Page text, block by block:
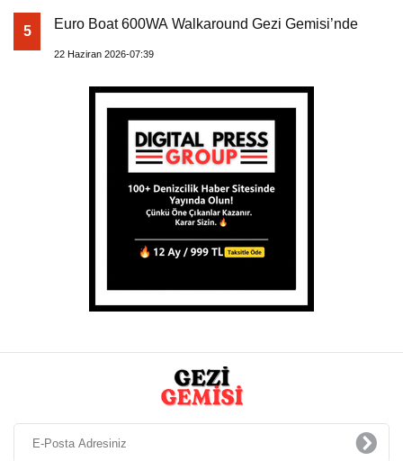
5 Euro Boat 600WA Walkaround Gezi Gemisi’nde
22 Haziran 2026-07:39